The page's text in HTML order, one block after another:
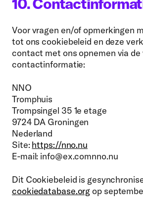
Voor vragen en/of opmerkingen
tot ons cookiebeleid en deze
contact met ons opnemen via de
contactinformatie:
NNO
Tromphuis
Trompsingel 35 1e etage
9724 DA Groningen
Nederland
Site: https://nno.nu
E-mail: info@ex.comnno.nu
Dit Cookiebeleid is
cookiedatabase.org op